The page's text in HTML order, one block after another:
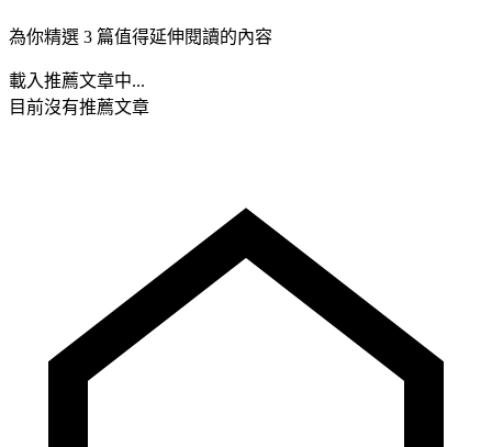
為你精選 3 篇值得延伸閱讀的內容
載入推薦文章中...
目前沒有推薦文章